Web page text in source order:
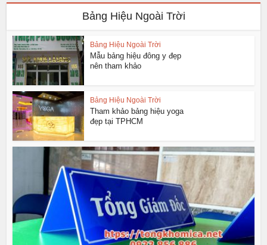
Bảng Hiệu Ngoài Trời
Bảng Hiệu Ngoài Trời
Mẫu bảng hiệu đông y đẹp
nên tham khảo
Bảng Hiệu Ngoài Trời
Tham khảo bảng hiệu yoga
đẹp tại TPHCM